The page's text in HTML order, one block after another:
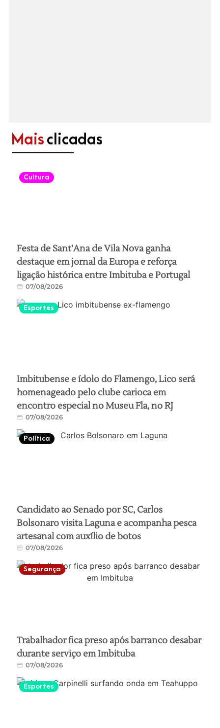
Mais clicadas
Cultura
Festa de Sant’Ana de Vila Nova ganha
destaque em jornal da Europa e reforça
ligação histórica entre Imbituba e Portugal
07/08/2026
Esportes
Imbitubense e ídolo do Flamengo, Lico será
homenageado pelo clube carioca em
encontro especial no Museu Fla, no RJ
07/08/2026
Política
Candidato ao Senado por SC, Carlos
Bolsonaro visita Laguna e acompanha pesca
artesanal com auxílio de botos
07/08/2026
Segurança
Trabalhador fica preso após barranco desabar
durante serviço em Imbituba
07/08/2026
Esportes